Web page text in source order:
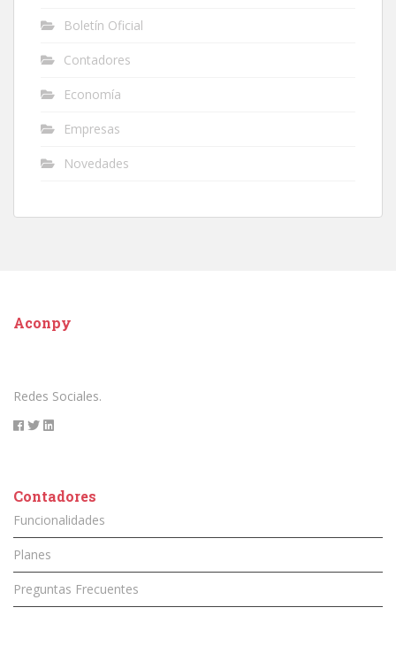
Boletín Oficial
Contadores
Economía
Empresas
Novedades
Aconpy
Redes Sociales.
Contadores
Funcionalidades
Planes
Preguntas Frecuentes